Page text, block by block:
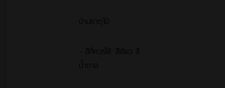
บ้านธาตุไม้
– สีที่ควรใช้: สีเขียว สี
น้ำตาล